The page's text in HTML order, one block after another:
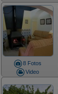
8 Fotos
Video